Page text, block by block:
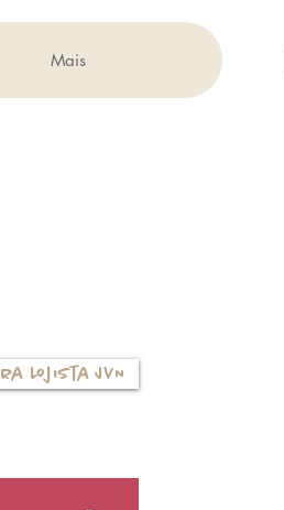
Mais
Lojista JVN